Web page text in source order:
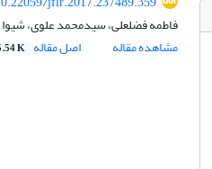
فاطمه فضلعلی، سیدمحمد علوی، شیوا
مشاهده مقاله
اصل مقاله K